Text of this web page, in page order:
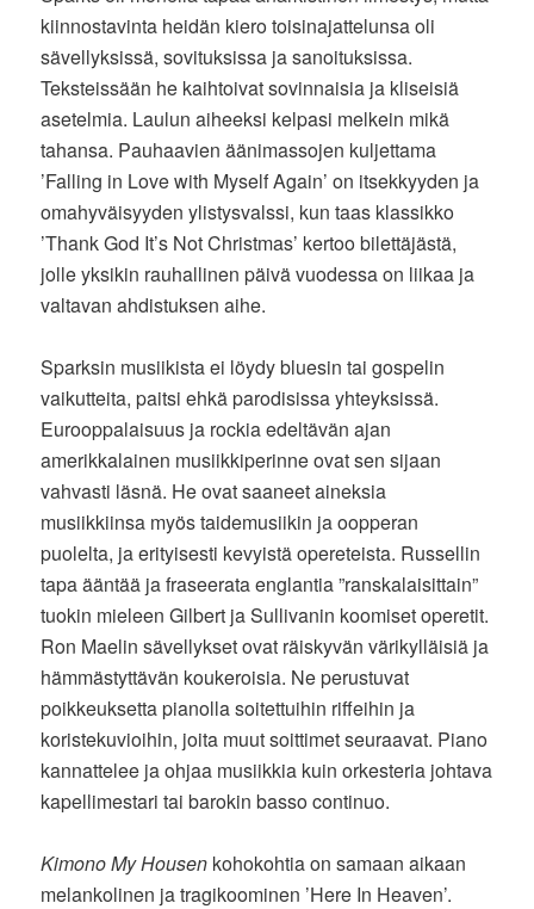
kiinnostavinta heidän kiero toisinajattelunsa oli
sävellyksissä, sovituksissa ja sanoituksissa.
Teksteissään he kaihtoivat sovinnaisia ja kliseisiä
asetelmia. Laulun aiheeksi kelpasi melkein mikä
tahansa. Pauhaavien äänimassojen kuljettama
’Falling in Love with Myself Again’ on itsekkyyden ja
omahyväisyyden ylistysvalssi, kun taas klassikko
’Thank God It’s Not Christmas’ kertoo bilettäjästä,
jolle yksikin rauhallinen päivä vuodessa on liikaa ja
valtavan ahdistuksen aihe.
Sparksin musiikista ei löydy bluesin tai gospelin
vaikutteita, paitsi ehkä parodisissa yhteyksissä.
Eurooppalaisuus ja rockia edeltävän ajan
amerikkalainen musiikkiperinne ovat sen sijaan
vahvasti läsnä. He ovat saaneet aineksia
musiikkiinsa myös taidemusiikin ja oopperan
puolelta, ja erityisesti kevyistä opereteista. Russellin
tapa ääntää ja fraseerata englantia ”ranskalaisittain”
tuokin mieleen Gilbert ja Sullivanin koomiset operetit.
Ron Maelin sävellykset ovat räiskyvän värikylläisiä ja
hämmästyttävän koukeroisia. Ne perustuvat
poikkeuksetta pianolla soitettuihin riffeihin ja
koristekuvioihin, joita muut soittimet seuraavat. Piano
kannattelee ja ohjaa musiikkia kuin orkesteria johtava
kapellimestari tai barokin basso continuo.
Kimono My Housen kohokohtia on samaan aikaan
melankolinen ja tragikoominen ’Here In Heaven’.